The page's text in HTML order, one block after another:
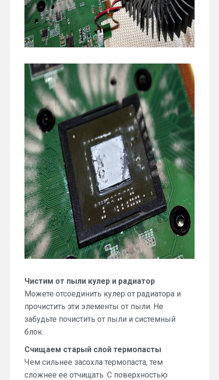
Чистим от пыли кулер и радиатор
Можете отсоединить кулер от радиатора и
прочистить эти элементы от пыли. Не
забудьте почистить от пыли и системный
блок.
Счищаем старый слой термопасты
Чем сильнее засохла термопаста, тем
сложнее ее отчищать. С поверхностью